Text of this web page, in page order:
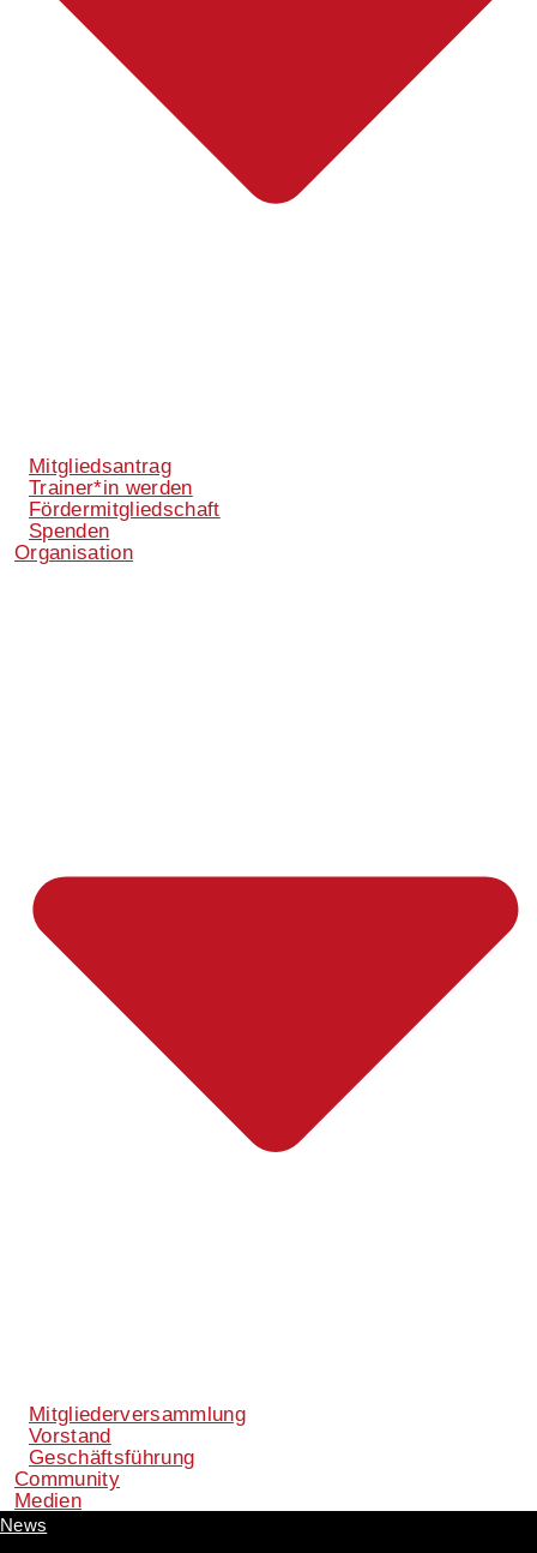
Mitgliedsantrag
Trainer*in werden
Fördermitgliedschaft
Spenden
Organisation
Mitgliederversammlung
Vorstand
Geschäftsführung
Community
Medien
News